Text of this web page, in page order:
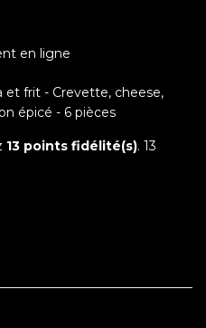
en ligne
et frit - Crevette, cheese,
épicé - 6 pièces
13 points fidélité(s). 13